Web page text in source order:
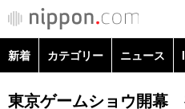
新着 カテゴリー ニュース
政治・外交
東京ゲームショウ開幕